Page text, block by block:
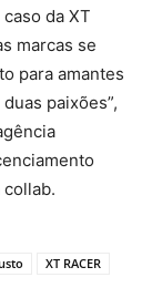
da XT
marcas se
para amantes
paixões”,
XT RACER